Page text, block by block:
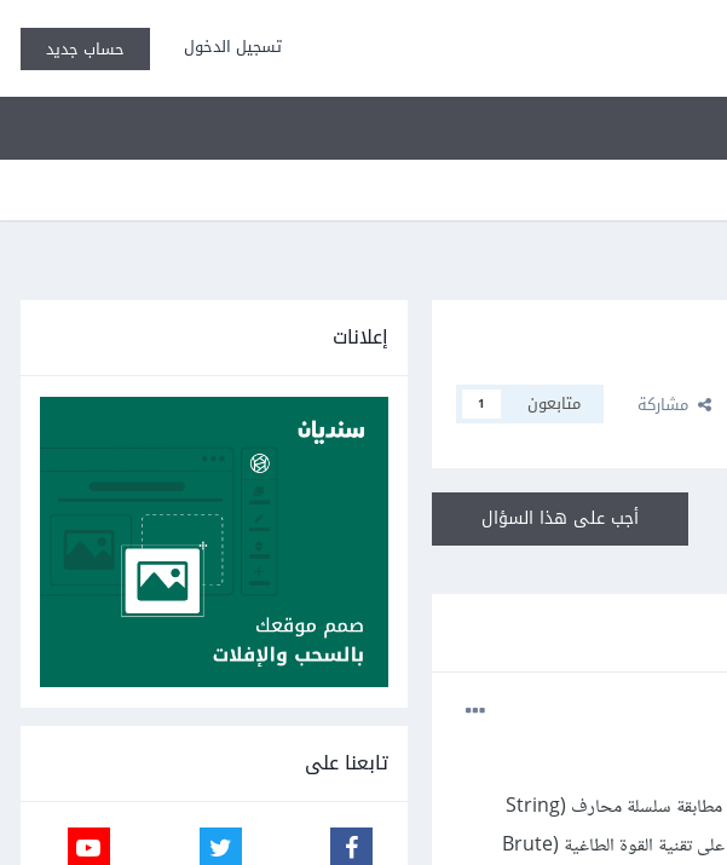
تسجيل الدخول حساب جديد
مشاركة متابعون 1
أجب على هذا السؤال
1- يطلب كتابة برامج بلغة C++ لخوارزمية الترتيب بالإختيار(Selection Sort) وخوارزمية مطابقة سلسلة محارف (String
Matching) وحساب العاملي (Factorial) وحساب الرفع إلى قوة (Power) وذلك بالإعتماد على تقنية القوة الطاغية (Brute
إعلانات
تابعنا على